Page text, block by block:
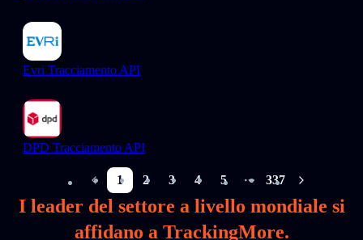
Evri Tracciamento API
DPD Tracciamento API
1 2 3 4 5
More pages
337
I leader del settore a livello mondiale si
affidano a TrackingMore.